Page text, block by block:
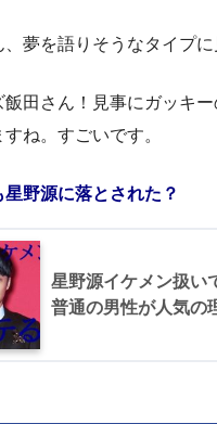
、夢を語りそうなタイプ
飯田さん！見事にガッキ
ね。すごいです。
星野源に落とされた？
星野源イケメン扱い
普通の男性が人気の